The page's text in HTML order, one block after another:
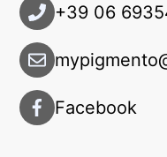
+39 06
Facebook